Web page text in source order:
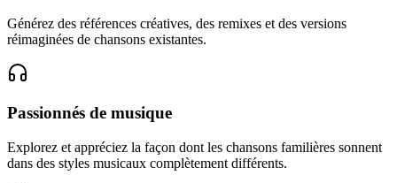
Générez des références créatives, des remixes et des versions
réimaginées de chansons existantes.
Passionnés de musique
Explorez et appréciez la façon dont les chansons familières sonnent
dans des styles musicaux complètement différents.